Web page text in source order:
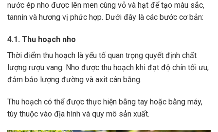
nước ép nho được lên men cùng vỏ và hạt để tạo màu sắc,
tannin và hương vị phức hợp. Dưới đây là các bước cơ bản:
4.1. Thu hoạch nho
Thời điểm thu hoạch là yếu tố quan trọng quyết định chất
lượng rượu vang. Nho được thu hoạch khi đạt độ chín tối ưu,
đảm bảo lượng đường và axit cân bằng.
Thu hoạch có thể được thực hiện bằng tay hoặc bằng máy,
tùy thuộc vào địa hình và quy mô sản xuất.